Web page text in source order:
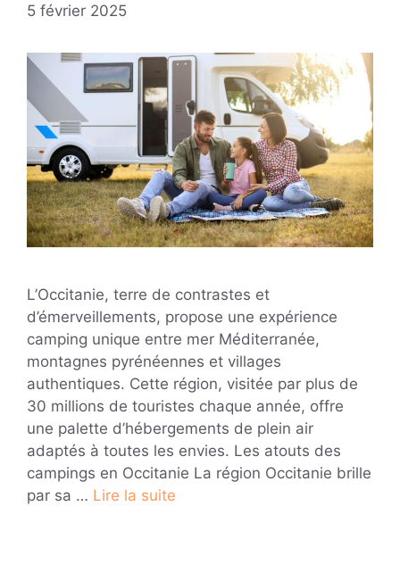
5 février 2025
L’Occitanie, terre de contrastes et
d’émerveillements, propose une expérience
camping unique entre mer Méditerranée,
montagnes pyrénéennes et villages
authentiques. Cette région, visitée par plus de
30 millions de touristes chaque année, offre
une palette d’hébergements de plein air
adaptés à toutes les envies. Les atouts des
campings en Occitanie La région Occitanie brille
par sa … Lire la suite